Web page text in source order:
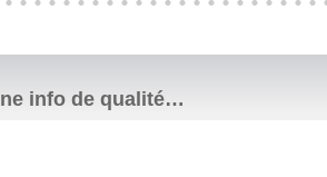
info de qualité…